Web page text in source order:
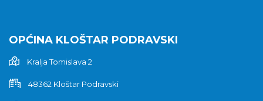
OPĆINA KLOŠTAR PODRAVSKI
Kralja Tomislava 2
48362 Kloštar Podravski